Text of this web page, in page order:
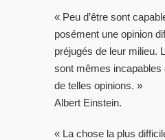
« Peu d’être sont
posément une opinion
préjugés de leur milieu.
sont mêmes incapables
de telles opinions. »
Albert Einstein.
« La chose la plus